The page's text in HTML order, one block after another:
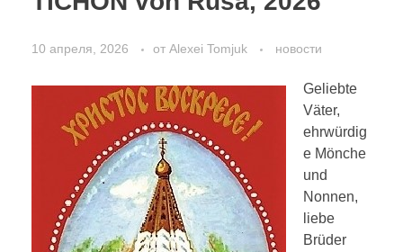
Контакт
О приходе
РУССКИЙ
DEUTSCH
ENGLISH
УКРАЇНСЬКА
10 апреля, 2026 от Alexei Tomjuk новости
Geliebte
Väter,
ehrwürdig
e Mönche
und
Nonnen,
liebe
Brüder